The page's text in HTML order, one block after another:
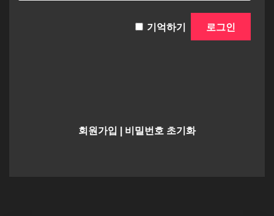
기억하기
회원가입 비밀번호 초기화